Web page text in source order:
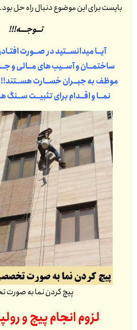
بایست برای این موضوع دنبال راه حل بود.
تــوجـــه!!!
آیــا میدانســتید در صــورت
ساختمــان و آســیب های مــالی و
موظف به جبــران خســارت
نمــا و اقــدام برای تثبیــت ســنگ
پیچ کردن نما به
لزوم انجام پیچ و